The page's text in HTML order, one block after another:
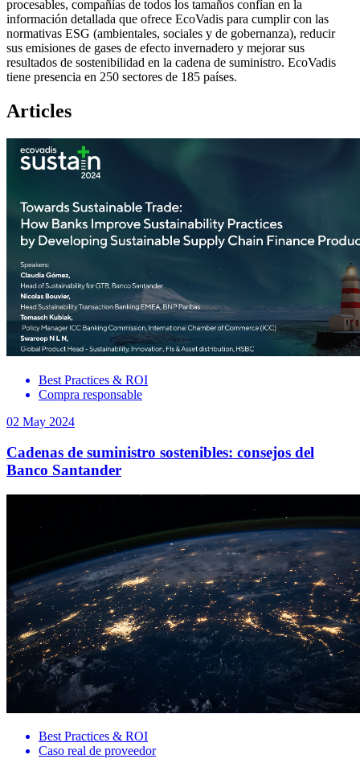
procesables, compañías de todos los tamaños confían en la
información detallada que ofrece EcoVadis para cumplir con las
normativas ESG (ambientales, sociales y de gobernanza), reducir
sus emisiones de gases de efecto invernadero y mejorar sus
resultados de sostenibilidad en la cadena de suministro. EcoVadis
tiene presencia en 250 sectores de 185 países.
Articles
Best Practices & ROI
Compra responsable
02 May 2024
Cadenas de suministro sostenibles: consejos del
Banco Santander
Best Practices & ROI
Caso real de proveedor